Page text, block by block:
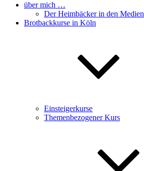
über mich …
Der Heimbäcker in den Medien
Brotbackkurse in Köln
Einsteigerkurse
Themenbezogener Kurs